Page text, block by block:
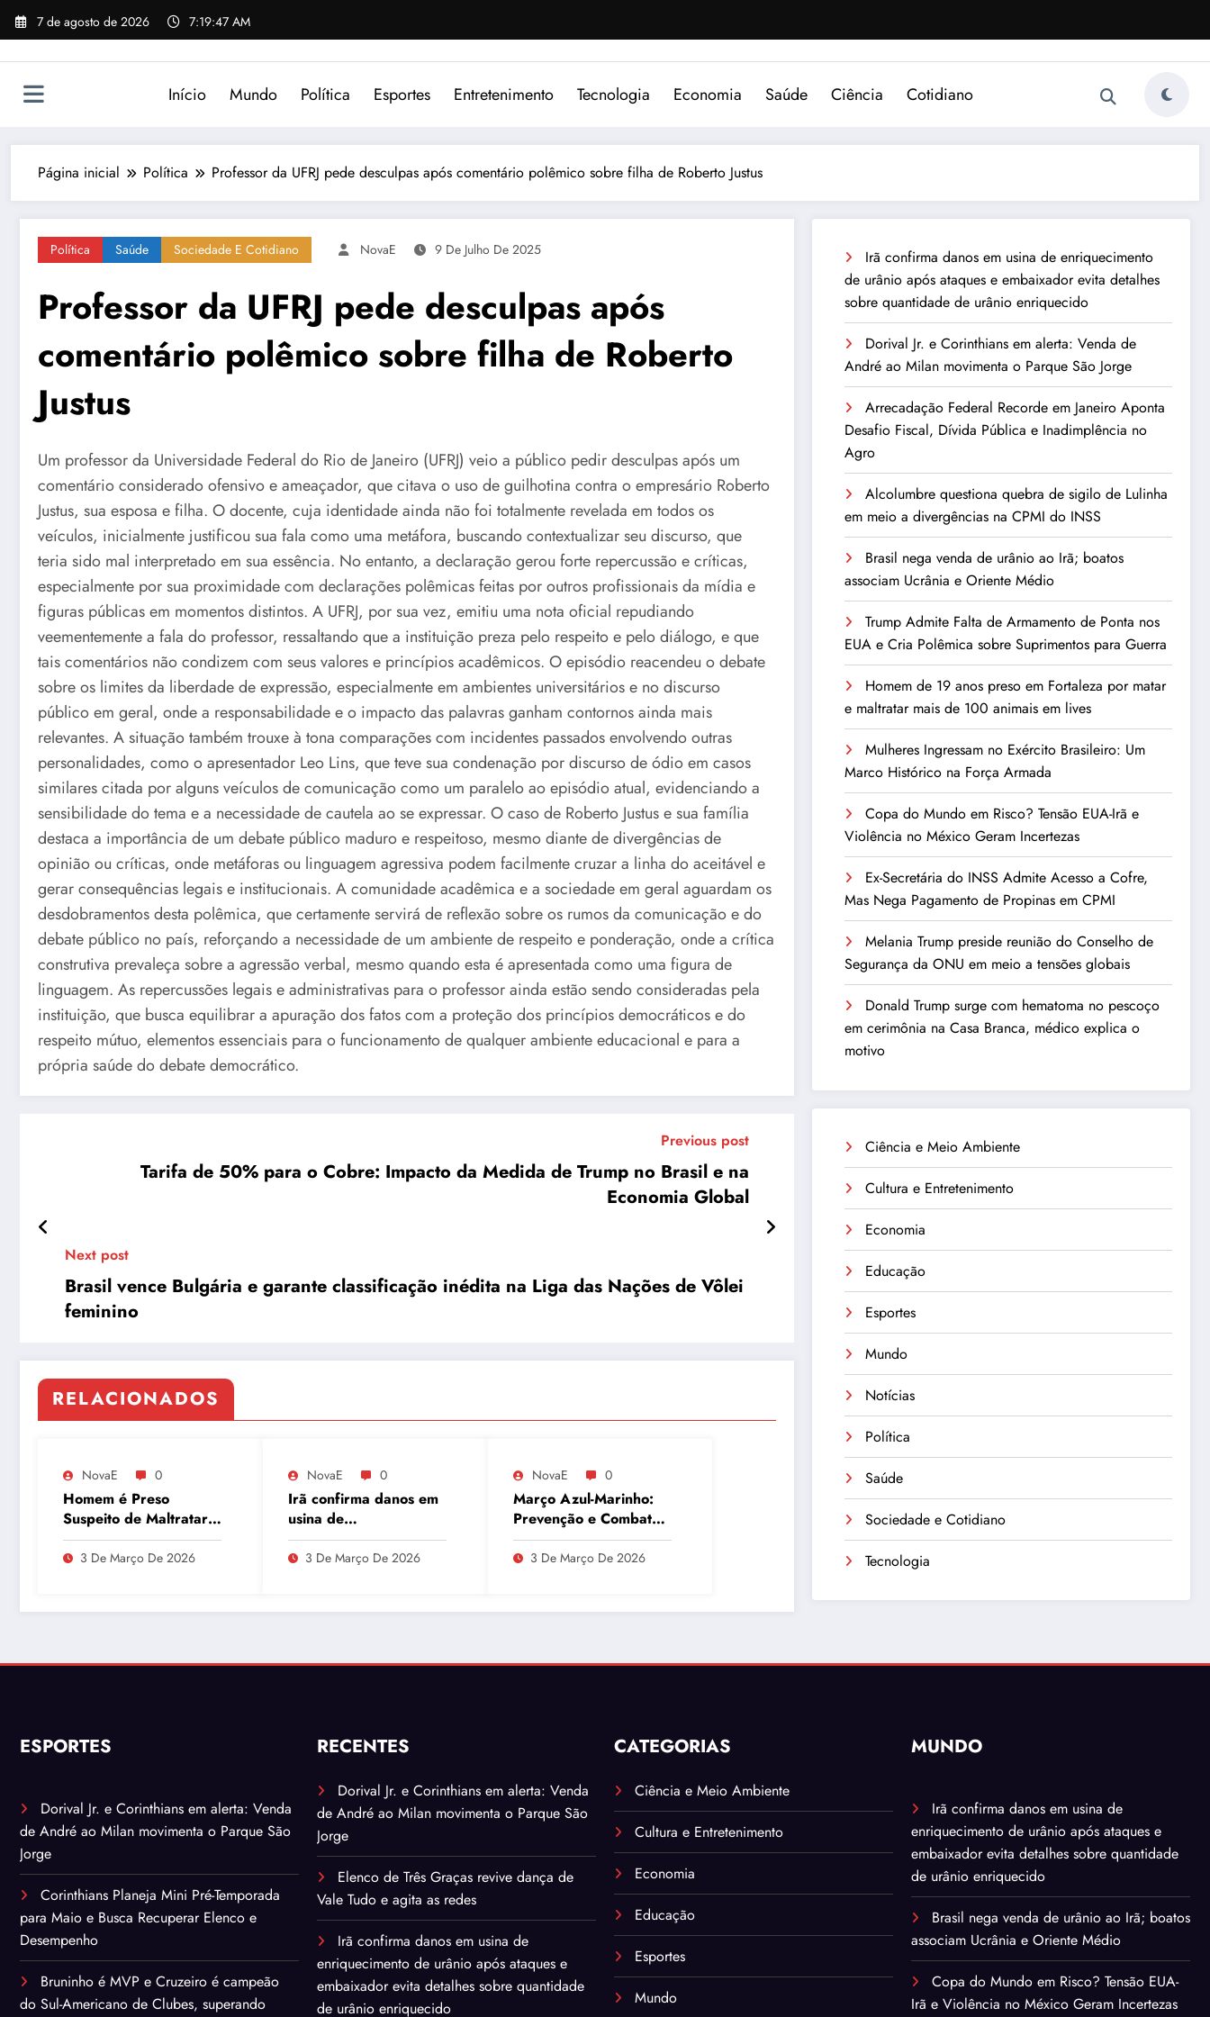
Pular
para
7 de agosto de 2026 7:19:47 AM
Início Mundo Política Esportes Entretenimento Tecnologia Economia Saúde Ciência Cotidiano
Página inicial Política Professor da UFRJ pede desculpas após comentário polêmico sobre filha de Roberto Justus
Política Saúde Sociedade E Cotidiano NovaE 9 De Julho De 2025
Professor da UFRJ pede desculpas após
comentário polêmico sobre filha de Roberto
Justus
Um professor da Universidade Federal do Rio de Janeiro (UFRJ) veio a público pedir desculpas após um
comentário considerado ofensivo e ameaçador, que citava o uso de guilhotina contra o empresário Roberto
Justus, sua esposa e filha. O docente, cuja identidade ainda não foi totalmente revelada em todos os
veículos, inicialmente justificou sua fala como uma metáfora, buscando contextualizar seu discurso, que
teria sido mal interpretado em sua essência. No entanto, a declaração gerou forte repercussão e críticas,
especialmente por sua proximidade com declarações polêmicas feitas por outros profissionais da mídia e
figuras públicas em momentos distintos. A UFRJ, por sua vez, emitiu uma nota oficial repudiando
veementemente a fala do professor, ressaltando que a instituição preza pelo respeito e pelo diálogo, e que
tais comentários não condizem com seus valores e princípios acadêmicos. O episódio reacendeu o debate
sobre os limites da liberdade de expressão, especialmente em ambientes universitários e no discurso
público em geral, onde a responsabilidade e o impacto das palavras ganham contornos ainda mais
relevantes. A situação também trouxe à tona comparações com incidentes passados envolvendo outras
personalidades, como o apresentador Leo Lins, que teve sua condenação por discurso de ódio em casos
similares citada por alguns veículos de comunicação como um paralelo ao episódio atual, evidenciando a
sensibilidade do tema e a necessidade de cautela ao se expressar. O caso de Roberto Justus e sua família
destaca a importância de um debate público maduro e respeitoso, mesmo diante de divergências de
opinião ou críticas, onde metáforas ou linguagem agressiva podem facilmente cruzar a linha do aceitável e
gerar consequências legais e institucionais. A comunidade acadêmica e a sociedade em geral aguardam os
desdobramentos desta polêmica, que certamente servirá de reflexão sobre os rumos da comunicação e do
debate público no país, reforçando a necessidade de um ambiente de respeito e ponderação, onde a crítica
construtiva prevaleça sobre a agressão verbal, mesmo quando esta é apresentada como uma figura de
linguagem. As repercussões legais e administrativas para o professor ainda estão sendo consideradas pela
instituição, que busca equilibrar a apuração dos fatos com a proteção dos princípios democráticos e do
respeito mútuo, elementos essenciais para o funcionamento de qualquer ambiente educacional e para a
própria saúde do debate democrático.
Previous post
Tarifa de 50% para o Cobre: Impacto da Medida de Trump no Brasil e na
Economia Global
Next post
Brasil vence Bulgária e garante classificação inédita na Liga das Nações de Vôlei
feminino
RELACIONADOS
NovaE 0
Homem é Preso
Suspeito de Maltratar
Mais de 100 Animais
Durante Lives
3 De Março De 2026
NovaE 0
Irã confirma danos em
usina de
enriquecimento de
urânio após ataques e
quantidade de urânio
3 De Março De 2026
NovaE 0
Março Azul-Marinho:
Prevenção e Combate
ao Câncer Colorretal
com Atividades Físicas
3 De Março De 2026
Irã confirma danos em usina de enriquecimento
de urânio após ataques e embaixador evita detalhes
sobre quantidade de urânio enriquecido
Dorival Jr. e Corinthians em alerta: Venda de
André ao Milan movimenta o Parque São Jorge
Arrecadação Federal Recorde em Janeiro Aponta
Desafio Fiscal, Dívida Pública e Inadimplência no
Agro
Alcolumbre questiona quebra de sigilo de Lulinha
em meio a divergências na CPMI do INSS
Brasil nega venda de urânio ao Irã; boatos
associam Ucrânia e Oriente Médio
Trump Admite Falta de Armamento de Ponta nos
EUA e Cria Polêmica sobre Suprimentos para Guerra
Homem de 19 anos preso em Fortaleza por matar
e maltratar mais de 100 animais em lives
Mulheres Ingressam no Exército Brasileiro: Um
Marco Histórico na Força Armada
Copa do Mundo em Risco? Tensão EUA-Irã e
Violência no México Geram Incertezas
Ex-Secretária do INSS Admite Acesso a Cofre,
Mas Nega Pagamento de Propinas em CPMI
Melania Trump preside reunião do Conselho de
Segurança da ONU em meio a tensões globais
Donald Trump surge com hematoma no pescoço
em cerimônia na Casa Branca, médico explica o
motivo
Ciência e Meio Ambiente
Cultura e Entretenimento
Economia
Educação
Esportes
Mundo
Notícias
Política
Saúde
Sociedade e Cotidiano
Tecnologia
ESPORTES
Dorival Jr. e Corinthians em alerta: Venda
de André ao Milan movimenta o Parque São
Jorge
Corinthians Planeja Mini Pré-Temporada
para Maio e Busca Recuperar Elenco e
Desempenho
Bruninho é MVP e Cruzeiro é campeão
do Sul-Americano de Clubes, superando
RECENTES
Dorival Jr. e Corinthians em alerta: Venda
de André ao Milan movimenta o Parque São
Jorge
Elenco de Três Graças revive dança de
Vale Tudo e agita as redes
Irã confirma danos em usina de
enriquecimento de urânio após ataques e
embaixador evita detalhes sobre quantidade
de urânio enriquecido
CATEGORIAS
Ciência e Meio Ambiente
Cultura e Entretenimento
Economia
Educação
Esportes
Mundo
MUNDO
Irã confirma danos em usina de
enriquecimento de urânio após ataques e
embaixador evita detalhes sobre quantidade
de urânio enriquecido
Brasil nega venda de urânio ao Irã; boatos
associam Ucrânia e Oriente Médio
Copa do Mundo em Risco? Tensão EUA-
Irã e Violência no México Geram Incertezas